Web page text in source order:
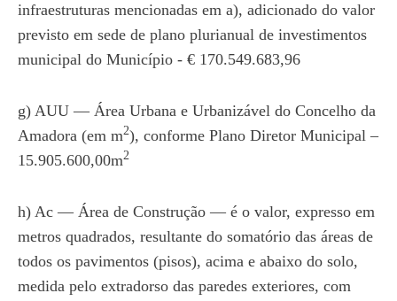
infraestruturas mencionadas em a), adicionado do valor
previsto em sede de plano plurianual de investimentos
municipal do Município - € 170.549.683,96
g) AUU — Área Urbana e Urbanizável do Concelho da
Amadora (em m2), conforme Plano Diretor Municipal –
15.905.600,00m2
h) Ac — Área de Construção — é o valor, expresso em
metros quadrados, resultante do somatório das áreas de
todos os pavimentos (pisos), acima e abaixo do solo,
medida pelo extradorso das paredes exteriores, com